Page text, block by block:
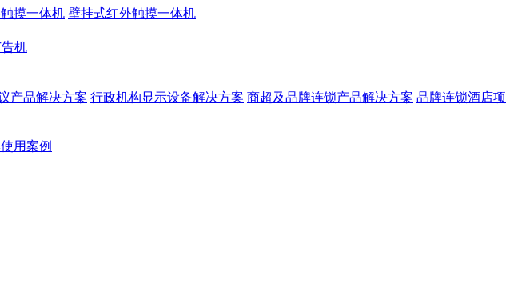
摸一体机 壁挂式红外触摸一体机
机
产品解决方案 行政机构显示设备解决方案 商超及品牌连锁产品解决方案 品牌连锁酒店项
用案例